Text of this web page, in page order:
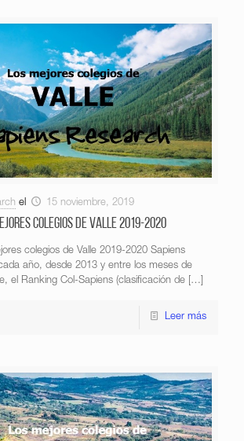
el 15 noviembre, 2019
colegios de Valle 2019-2020
colegios de Valle 2019-2020 Sapiens
año, desde 2013 y entre los meses de
el Ranking Col-Sapiens (clasificación de […]
Leer más